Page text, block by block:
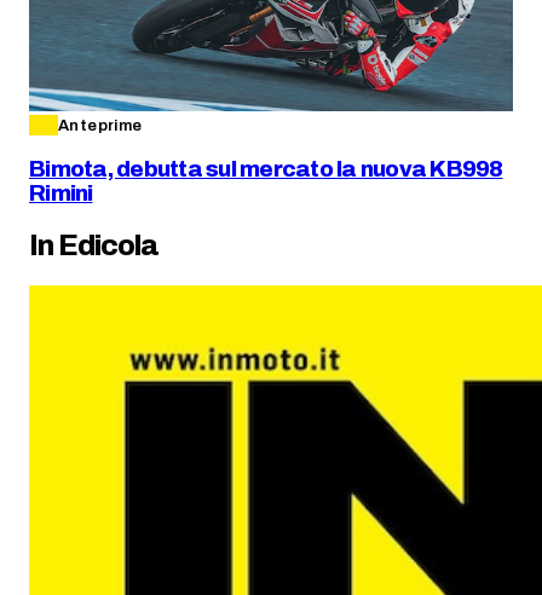
Anteprime
Bimota, debutta sul mercato la nuova KB998
Rimini
In Edicola